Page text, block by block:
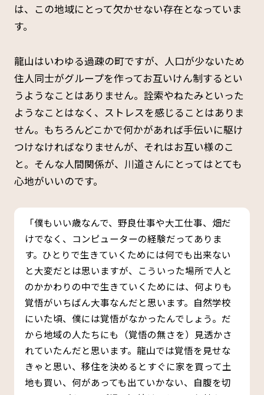
は、この地域にとって欠かせない存在となっていま
す。
龍山はいわゆる過疎の町ですが、人口が少ないため
住人同士がグループを作ってお互いけん制するとい
うようなことはありません。詮索やねたみといった
ようなことはなく、ストレスを感じることはありま
せん。もちろんどこかで何かがあれば手伝いに駆け
つけなければなりませんが、それはお互い様のこ
と。そんな人間関係が、川道さんにとってはとても
心地がいいのです。
「僕もいい歳なんで、野良仕事や大工仕事、畑だ
けでなく、コンピューターの経験だってありま
す。ひとりで生きていくためには何でも出来ない
と大変だとは思いますが、こういった場所で人と
のかかわりの中で生きていくためには、何よりも
覚悟がいちばん大事なんだと思います。自然学校
にいた頃、僕には覚悟がなかったんでしょう。だ
から地域の人たちにも（覚悟の無さを）見透かさ
れていたんだと思います。龍山では覚悟を見せな
きゃと思い、移住を決めるとすぐに家を買って土
地も買い、何があっても出ていかない、自腹を切